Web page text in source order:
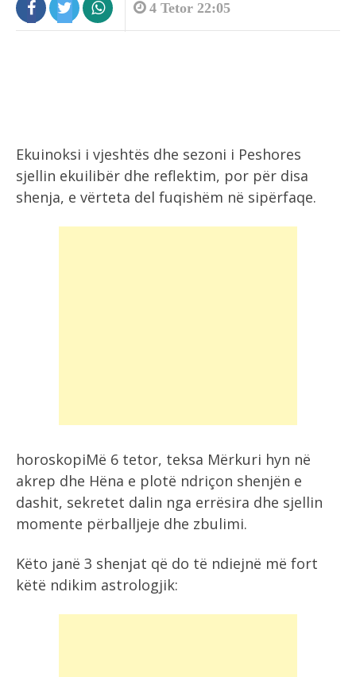
4 Tetor 22:05
Ekuinoksi i vjeshtës dhe sezoni i Peshores
sjellin ekuilibër dhe reflektim, por për disa
shenja, e vërteta del fuqishëm në sipërfaqe.
horoskopiMë 6 tetor, teksa Mërkuri hyn në
akrep dhe Hëna e plotë ndriçon shenjën e
dashit, sekretet dalin nga errësira dhe sjellin
momente përballjeje dhe zbulimi.
Këto janë 3 shenjat që do të ndiejnë më fort
këtë ndikim astrologjik: